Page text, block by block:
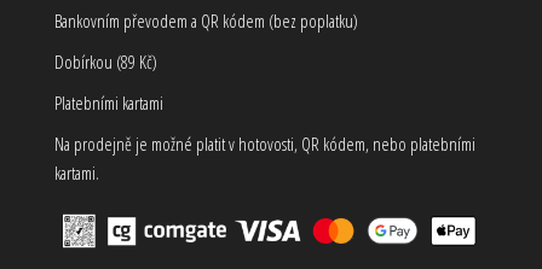
Bankovním převodem a QR kódem (bez poplatku)
Dobírkou (89 Kč)
Platebními kartami
Na prodejně je možné platit v hotovosti, QR kódem, nebo platebními
kartami.